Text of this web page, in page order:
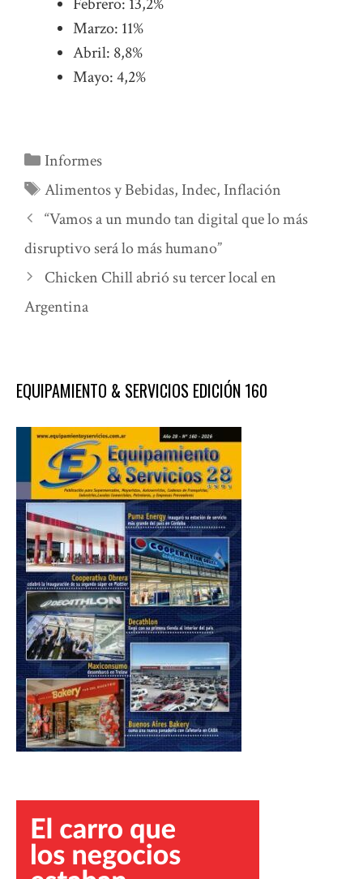
Marzo: 11%
Abril: 8,8%
Mayo: 4,2%
Categorías
Informes
Etiquetas
Alimentos y Bebidas, Indec, Inflación
“Vamos a un mundo tan digital que lo más
disruptivo será lo más humano”
Chicken Chill abrió su tercer local en
Argentina
EQUIPAMIENTO & SERVICIOS EDICIÓN 160